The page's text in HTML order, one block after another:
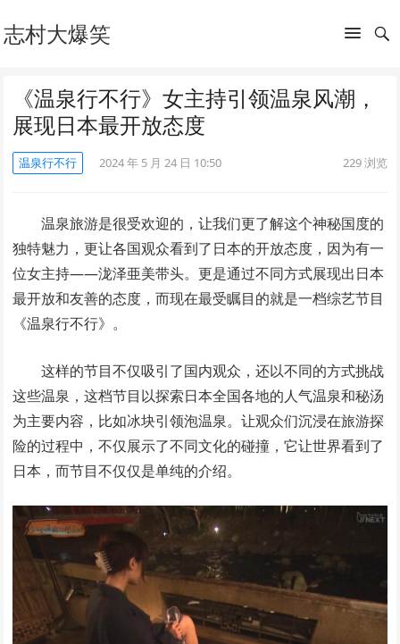
志村大爆笑
《温泉行不行》女主持引领温泉风潮，
展现日本最开放态度
温泉行不行 2024 年 5 月 24 日 10:50 229浏览
温泉旅游是很受欢迎的，让我们更了解这个神秘国度的
独特魅力，更让各国观众看到了日本的开放态度，因为有一
位女主持——泷泽亜美带头。更是通过不同方式展现出日本
最开放和友善的态度，而现在最受瞩目的就是一档综艺节目
《温泉行不行》。
这样的节目不仅吸引了国内观众，还以不同的方式挑战
这些温泉，这档节目以探索日本全国各地的人气温泉和秘汤
为主要内容，比如冰块引领泡温泉。让观众们沉浸在旅游探
险的过程中，不仅展示了不同文化的碰撞，它让世界看到了
日本，而节目不仅仅是单纯的介绍。